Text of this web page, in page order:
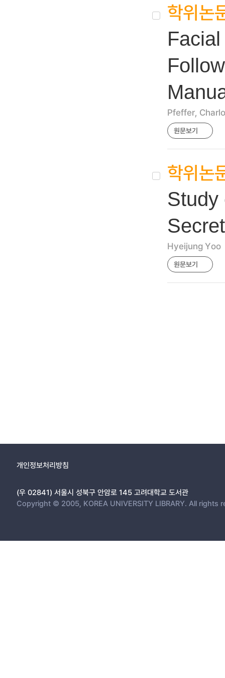
학위논
Pfeffer,
원문보기
학위논
Study
Hyeijung Yoo
원문보기
개인정보처리방침
(우 02841) 서울시 성북구 안암로 145 고려대학교 도서관
Copyright © 2005, KOREA UNIVERSITY LIBRARY. All rights